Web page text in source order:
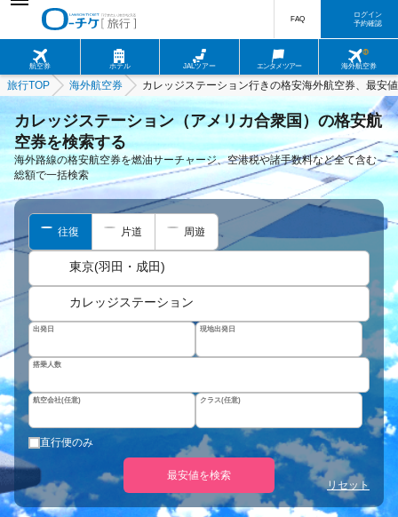
航空券 ホテル JALツアー エンタメツアー 海外航空券
FAQ
ログイン
予約確認
旅行TOP 海外航空券 カレッジステーション行きの格安海外航空券、最安
カレッジステーション（アメリカ合衆国）の格安航
空券を検索する
海外路線の格安航空券を燃油サーチャージ、空港税や諸手数料など全て含む
総額で一括検索
往復 片道 周遊
東京(羽田・成田)
カレッジステーション
出発日 現地出発日
搭乗人数
航空会社(任意) クラス(任意)
直行便のみ
最安値を検索
リセット